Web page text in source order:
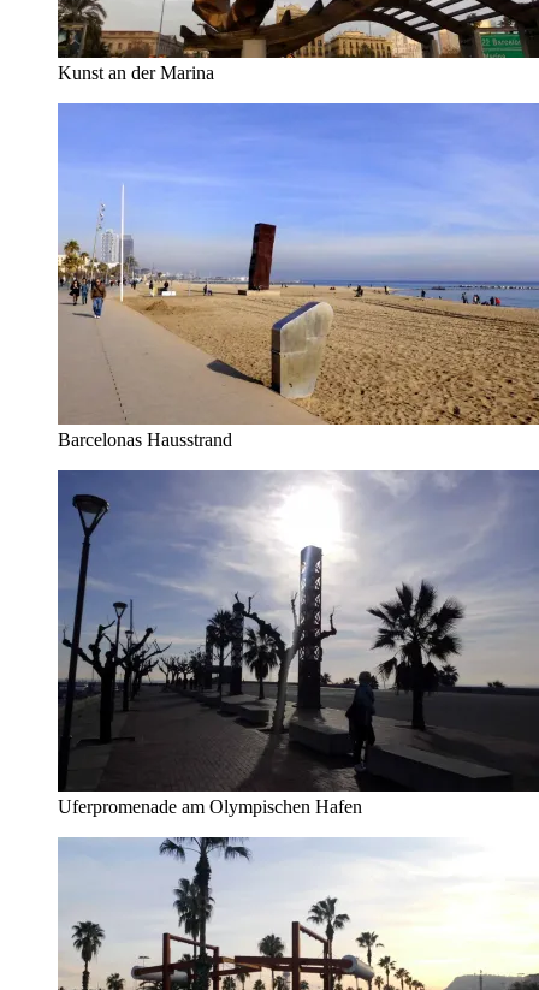
Kunst an der Marina
Barcelonas Hausstrand
Uferpromenade am Olympischen Hafen